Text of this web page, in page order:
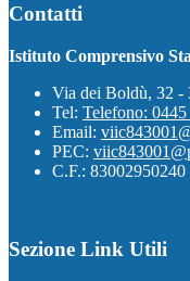
Contatti
Istituto Comprensivo
Via dei Boldù, 32 -
Tel: Telefono:
Email:
PEC:
C.F.: 83002950240
Sezione Link Utili